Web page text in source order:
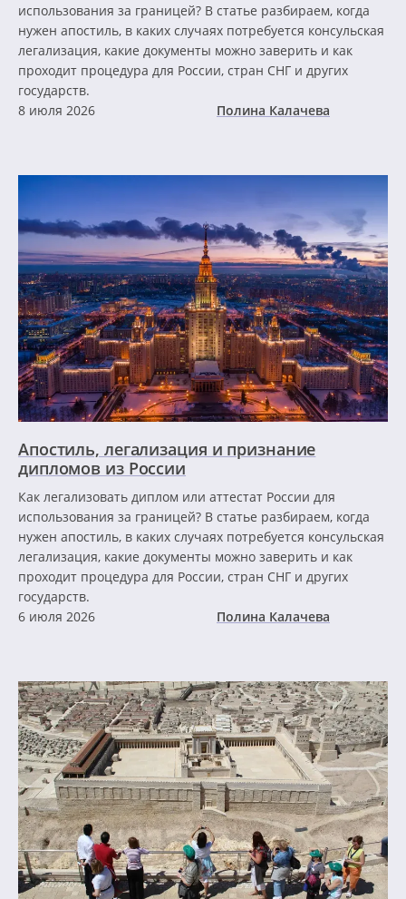
использования за границей? В статье разбираем, когда
нужен апостиль, в каких случаях потребуется консульская
легализация, какие документы можно заверить и как
проходит процедура для России, стран СНГ и других
государств.
8 июля 2026
Полина Калачева
Апостиль, легализация и признание
дипломов из России
Как легализовать диплом или аттестат России для
использования за границей? В статье разбираем, когда
нужен апостиль, в каких случаях потребуется консульская
легализация, какие документы можно заверить и как
проходит процедура для России, стран СНГ и других
государств.
6 июля 2026
Полина Калачева